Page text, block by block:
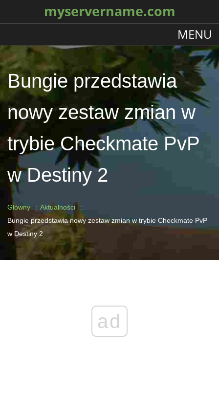
myservername.com
MENU
Bungie przedstawia
nowy zestaw zmian w
trybie Checkmate PvP
w Destiny 2
Główny
Aktualności
Bungie przedstawia nowy zestaw zmian w trybie Checkmate PvP
w Destiny 2
ad